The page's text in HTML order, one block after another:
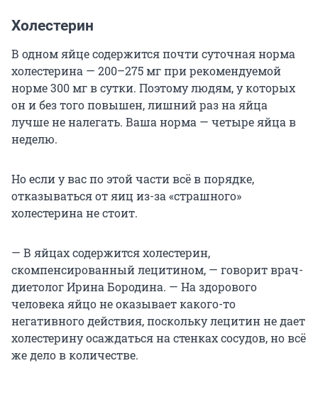
Холестерин
В одном яйце содержится почти суточная норма
холестерина — 200–275 мг при рекомендуемой
норме 300 мг в сутки. Поэтому людям, у которых
он и без того повышен, лишний раз на яйца
лучше не налегать. Ваша норма — четыре яйца в
неделю.
Но если у вас по этой части всё в порядке,
отказываться от яиц из-за «страшного»
холестерина не стоит.
— В яйцах содержится холестерин,
скомпенсированный лецитином, — говорит врач-
диетолог Ирина Бородина. — На здорового
человека яйцо не оказывает какого-то
негативного действия, поскольку лецитин не дает
холестерину осаждаться на стенках сосудов, но всё
же дело в количестве.